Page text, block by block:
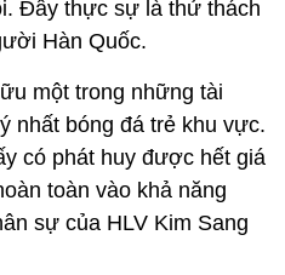
Đây thực sự là thử thách
Hàn Quốc.
một trong những tài
nhất bóng đá trẻ khu vực.
có phát huy được hết giá
toàn vào khả năng
sự của HLV Kim Sang